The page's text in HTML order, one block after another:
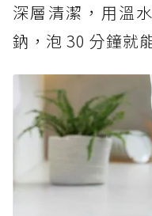
深層清潔，用溫
鈉，泡 30 分鐘就